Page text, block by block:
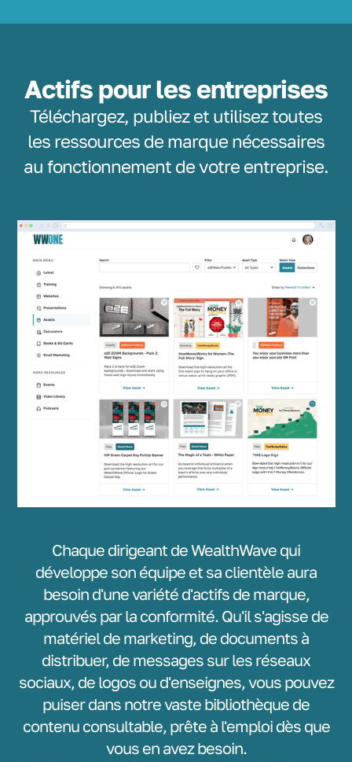
Actifs pour les entreprises
Téléchargez, publiez et utilisez toutes
les ressources de marque nécessaires
au fonctionnement de votre entreprise.
Chaque dirigeant de WealthWave qui
développe son équipe et sa clientèle aura
besoin d'une variété d'actifs de marque,
approuvés par la conformité. Qu'il s'agisse de
matériel de marketing, de documents à
distribuer, de messages sur les réseaux
sociaux, de logos ou d'enseignes, vous pouvez
puiser dans notre vaste bibliothèque de
contenu consultable, prête à l'emploi dès que
vous en avez besoin.